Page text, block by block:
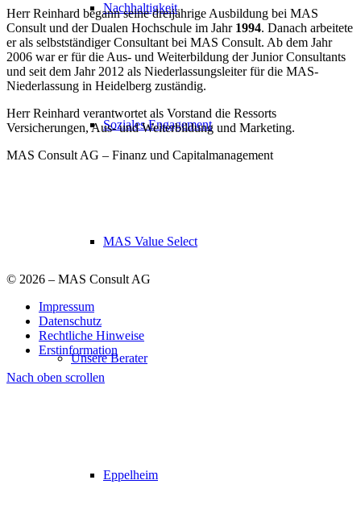
Nachhaltigkeit
Soziales Engagement
MAS Value Select
Unsere Berater
Eppelheim
Herr Reinhard begann seine dreijährige Aus­bildung bei MAS
Consult und der Dualen Hochschule im Jahr 1994. Danach arbeitete
er als selbst­ständiger Consultant bei MAS Consult. Ab dem Jahr
2006 war er für die Aus- und Weiter­bildung der Junior Consultants
und seit dem Jahr 2012 als Nieder­lassungs­leiter für die MAS-
Nieder­lassung in Heidelberg zuständig.
Herr Reinhard verantwortet als Vorstand die Ressorts
Versicherungen, Aus- und Weiter­bildung und Marketing.
MAS Consult AG – Finanz und Capitalmanagement
© 2026 – MAS Consult AG
Impressum
Datenschutz
Rechtliche Hinweise
Erstinformation
Nach oben scrollen